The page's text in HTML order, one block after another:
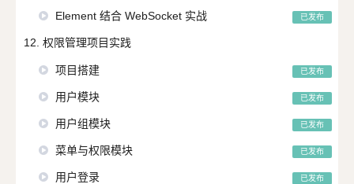
Element 结合 WebSocket 实战 已发布
12. 权限管理项目实践
项目搭建 已发布
用户模块 已发布
用户组模块 已发布
菜单与权限模块 已发布
用户登录 已发布